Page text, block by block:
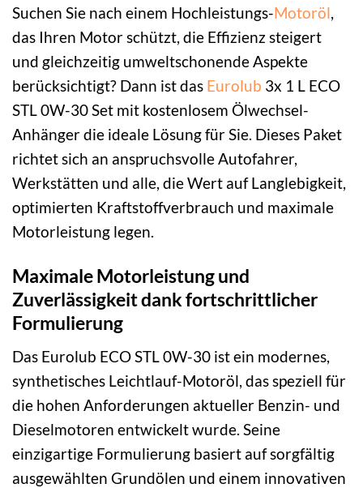
Suchen Sie nach einem Hochleistungs-Motoröl,
das Ihren Motor schützt, die Effizienz steigert
und gleichzeitig umweltschonende Aspekte
berücksichtigt? Dann ist das Eurolub 3x 1 L ECO
STL 0W-30 Set mit kostenlosem Ölwechsel-
Anhänger die ideale Lösung für Sie. Dieses Paket
richtet sich an anspruchsvolle Autofahrer,
Werkstätten und alle, die Wert auf Langlebigkeit,
optimierten Kraftstoffverbrauch und maximale
Motorleistung legen.
Maximale Motorleistung und
Zuverlässigkeit dank fortschrittlicher
Formulierung
Das Eurolub ECO STL 0W-30 ist ein modernes,
synthetisches Leichtlauf-Motoröl, das speziell für
die hohen Anforderungen aktueller Benzin- und
Dieselmotoren entwickelt wurde. Seine
einzigartige Formulierung basiert auf sorgfältig
ausgewählten Grundölen und einem innovativen